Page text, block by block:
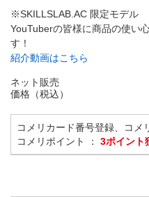
※SKILLSLAB.AC 限定モデル
YouTuberの皆様に商品の使い
す！
紹介動画はこちら
ネット販売
価格（税込）
コメリカード番号登録、コメ
コメリポイント ： 3ポイント